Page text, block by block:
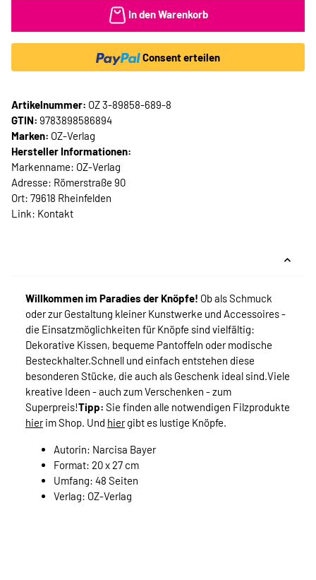
In den Warenkorb
Consent erteilen
Artikelnummer: OZ 3-89858-689-8
GTIN: 9783898586894
Marken: OZ-Verlag
Hersteller Informationen:
Markenname: OZ-Verlag
Adresse: Römerstraße 90
Ort: 79618 Rheinfelden
Link: Kontakt
Willkommen im Paradies der Knöpfe! Ob als Schmuck
oder zur Gestaltung kleiner Kunstwerke und Accessoires -
die Einsatzmöglichkeiten für Knöpfe sind vielfältig:
Dekorative Kissen, bequeme Pantoffeln oder modische
Besteckhalter.Schnell und einfach entstehen diese
besonderen Stücke, die auch als Geschenk ideal sind.Viele
kreative Ideen - auch zum Verschenken - zum
Superpreis!Tipp: Sie finden alle notwendigen Filzprodukte
hierim Shop. Und hiergibt es lustige Knöpfe.
Autorin: Narcisa Bayer
Format: 20 x 27 cm
Umfang: 48 Seiten
Verlag: OZ-Verlag